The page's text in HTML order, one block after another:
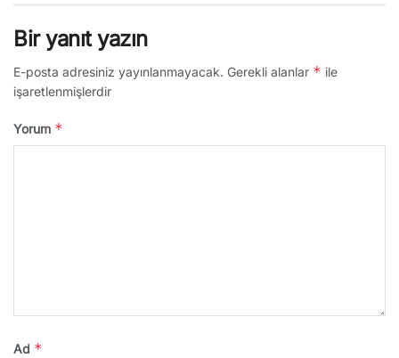
Bir yanıt yazın
E-posta adresiniz yayınlanmayacak. Gerekli alanlar * ile
işaretlenmişlerdir
Yorum *
Ad *